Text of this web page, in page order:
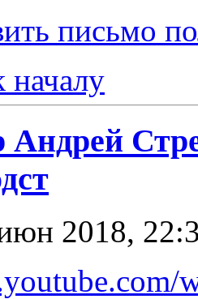
письмо
началу
2018,